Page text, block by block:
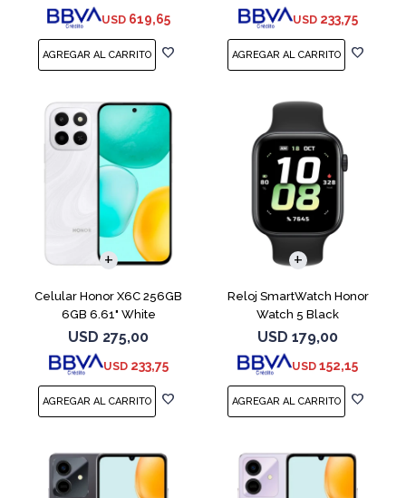
USD 619,65 USD 233,75
Celular Honor X6C 256GB
6GB 6.61" White
USD 275,00
USD 233,75
COMPARAR
Reloj SmartWatch Honor
Watch 5 Black
USD 179,00
USD 152,15